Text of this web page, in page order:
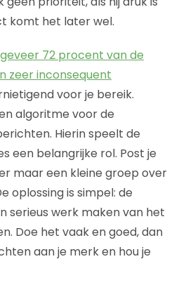
komt het later wel.
72 procent van de
zeer inconsequent
voor je bereik.
algoritme voor de
Hierin speelt de
een belangrijke rol. Post je
maar een kleine groep over
oplossing is simpel: de
serieus werk maken van het
Doe het vaak en goed, dan
aan je merk en hou je